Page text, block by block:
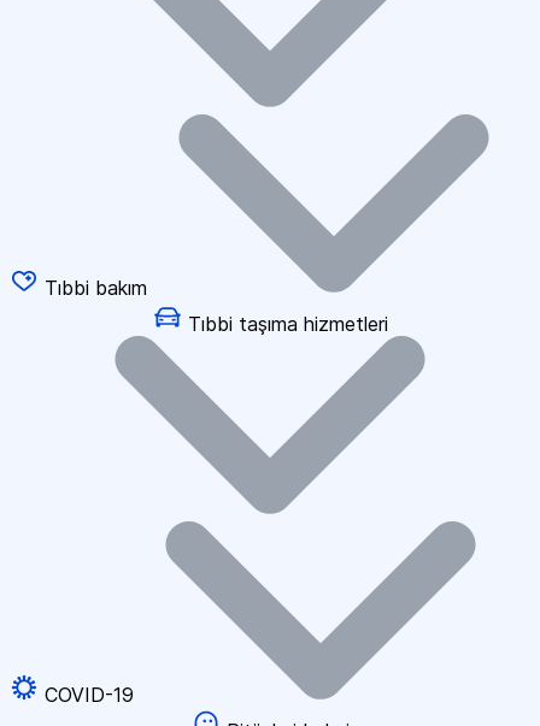
Tıbbi bakım
Tıbbi taşıma hizmetleri
COVID-19